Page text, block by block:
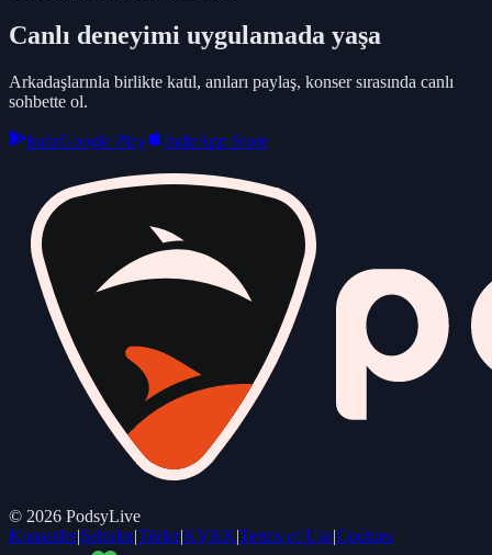
Canlı deneyimi uygulamada yaşa
Arkadaşlarınla birlikte katıl, anıları paylaş, konser sırasında canlı
sohbette ol.
IndirGoogle Play IndirApp Store
© 2026 PodsyLive
Konserler|Şehirler|Türler|KVKK|Terms of Use|Cookies